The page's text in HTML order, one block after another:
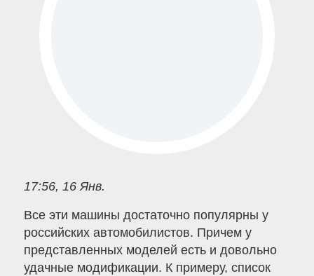
17:56, 16 Янв.
Все эти машины достаточно популярны у
российских автомобилистов. Причем у
представленных моделей есть и довольно
удачные модификации. К примеру, список